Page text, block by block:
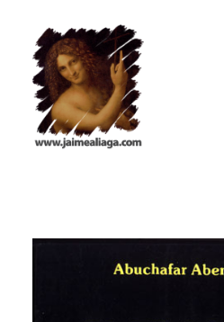
LA NOTA PERFECTA